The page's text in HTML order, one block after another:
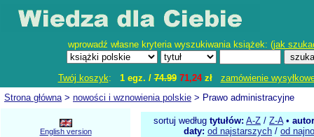
wprowadź własne kryteria wyszukiwania książek: (jak
Twój koszyk: 1 egz. /74.99 71,24zł
zamówienie
Strona główna> nowości i wznowienia polskie > Prawo administracyjne
English version
sortuj według tytułów: A-Z / Z-A•
daty: od najstarszych / od